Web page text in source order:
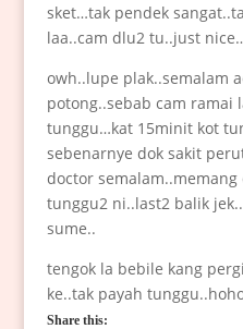
sket…tak pendek
laa..cam dlu2 tu..just
owh..lupe plak..semalam
potong..sebab cam ramai
tunggu…kat 15minit kot
sebenarnye dok sakit
doctor
tunggu2 ni..last2 balik
sume..
tengok la bebile kang
ke..tak payah
Share this: